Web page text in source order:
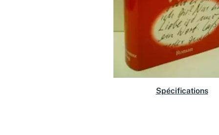
Spécifications